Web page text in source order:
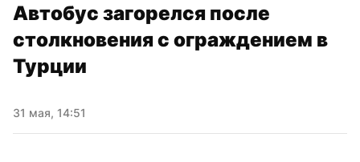
Автобус загорелся после
столкновения с ограждением в
Турции
31 мая, 14:51